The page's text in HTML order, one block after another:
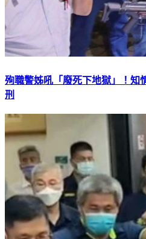
殉職警姊吼「廢死下地獄」！知
刑